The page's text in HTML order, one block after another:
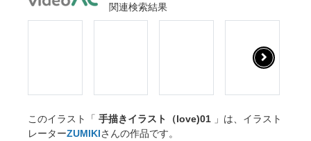
関連検索結果
このイラスト「 手描きイラスト（love)01 」は、イラスト
レーターZUMIKIさんの作品です。